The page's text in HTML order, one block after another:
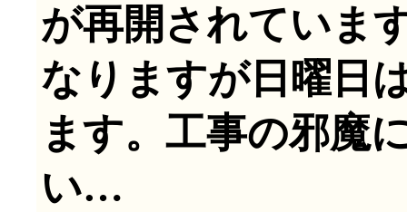
が再開されていま
なりますが日曜日
ます。工事の邪魔
い…